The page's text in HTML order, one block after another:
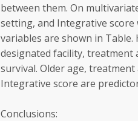
between them. On
setting, and Integrative
variables are shown in Table.
designated facility, treatment
survival. Older age,
Integrative score are
Conclusions: